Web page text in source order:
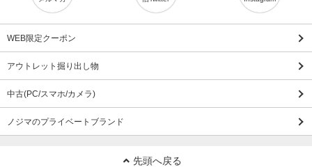
WEB限定クーポン
アウトレット掘り出し物
中古(PC/スマホ/カメラ)
ノジマのプライベートブランド
先頭へ戻る